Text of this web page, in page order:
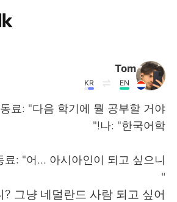
Tom
EN
KR
동료: "다음 학기에 뭘 공부할 거야?"
나: "한국어학!"
료: "어... 아시아인이 되고 싶으니..?
"
그냥 네덜란드 사람 되고 싶어?"